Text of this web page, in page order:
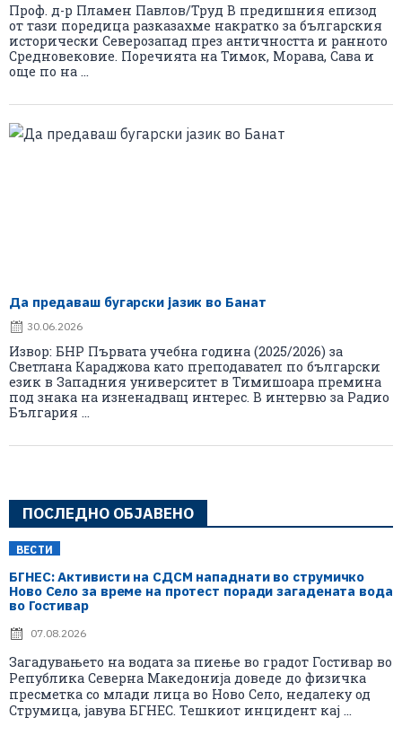
Проф. д-р Пламен Павлов/Труд В предишния епизод
от тази поредица разказахме накратко за българския
исторически Северозапад през античността и ранното
Средновековие. Поречията на Тимок, Морава, Сава и
още по на ...
Да предаваш бугарски јазик во Банат
30.06.2026
Извор: БНР Първата учебна година (2025/2026) за
Светлана Караджова като преподавател по български
език в Западния университет в Тимишоара премина
под знака на изненадващ интерес. В интервю за Радио
България ...
ПОСЛЕДНО ОБЈАВЕНО
ВЕСТИ
БГНЕС: Aктивисти на СДСМ нападнати во струмичко
Ново Село за време на протест поради загадената вода
во Гостивар
07.08.2026
Загадувањето на водата за пиење во градот Гостивар во
Република Северна Македонија доведе до физичка
пресметка со млади лица во Ново Село, недалеку од
Струмица, јавува БГНЕС. Тешкиот инцидент кај ...